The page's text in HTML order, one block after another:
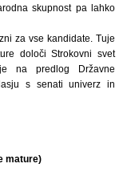
skupnost pa lahko
za vse kandidate. Tuje
določi Strokovni svet
na predlog Državne
s senati univerz in
mature)